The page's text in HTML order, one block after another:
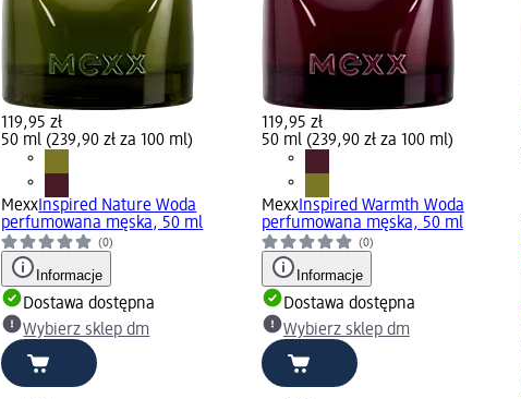
119,95 zł
50 ml (239,90 zł za 100 ml)
Mexx Inspired Nature Woda
perfumowana męska, 50 ml
(0)
Informacje
Dostawa dostępna
Wybierz sklep dm
119,95 zł
50 ml (239,90 zł za 100 ml)
MexxInspired Warmth Woda
perfumowana męska, 50 ml
(0)
Informacje
Dostawa dostępna
Wybierz sklep dm